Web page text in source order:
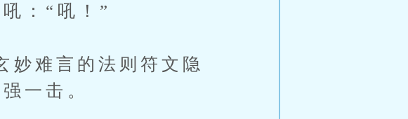
：“吼！”
难言的法则符文隐
一击。